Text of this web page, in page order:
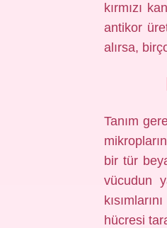
kırmızı
antikor
alırsa,
Tanım
bir tür
vücudun
hücresi